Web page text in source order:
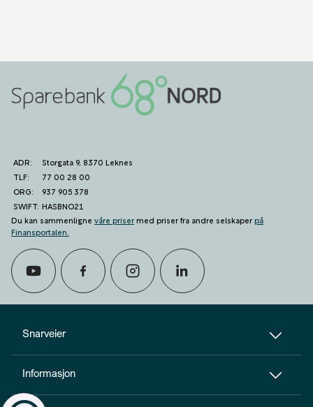
Snarveier
Informasjon
ADR:
Storgata 9, 8370 Leknes
TLF:
77 00 28 00
ORG:
937 905 378
SWIFT: HASBNO21
Du kan sammenligne våre prisermed priser fra andre selskaperpå
Finansportalen